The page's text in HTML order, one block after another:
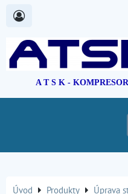
A T S K -
Úvod Produkty Úprava